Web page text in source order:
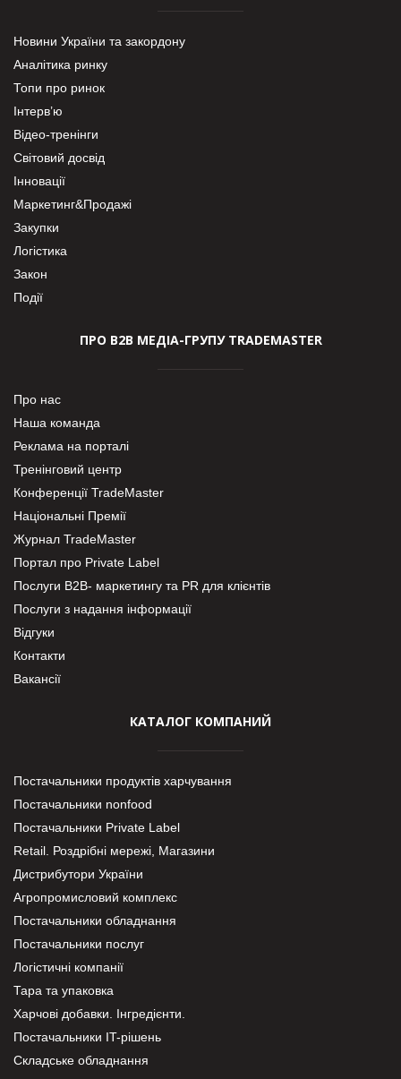
Новини України та закордону
Аналітика ринку
Топи про ринок
Інтерв’ю
Відео-тренінги
Світовий досвід
Інновації
Маркетинг&Продажі
Закупки
Логістика
Закон
Події
ПРО В2В МЕДІА-ГРУПУ TRADEMASTER
Про нас
Наша команда
Реклама на порталі
Тренінговий центр
Конференції TradeMaster
Національні Премії
Журнал TradeMaster
Портал про Private Label
Послуги В2В- маркетингу та PR для клієнтів
Послуги з надання інформації
Відгуки
Контакти
Вакансії
КАТАЛОГ КОМПАНИЙ
Постачальники продуктів харчування
Постачальники nonfood
Постачальники Private Label
Retail. Роздрібні мережі, Магазини
Дистрибутори України
Агропромисловий комплекс
Постачальники обладнання
Постачальники послуг
Логістичні компанії
Тара та упаковка
Харчові добавки. Інгредієнти.
Постачальники IT-рішень
Складське обладнання